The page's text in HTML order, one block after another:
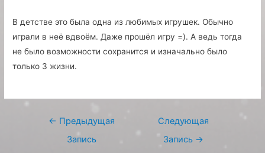
В детстве это была одна из любимых игрушек. Обычно
играли в неё вдвоём. Даже прошёл игру =). А ведь тогда
не было возможности сохранится и изначально было
только 3 жизни.
Навигация
← Предыдущая
Запись
Следующая
Запись →